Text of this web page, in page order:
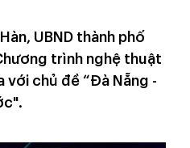
UBND thành phố
trình nghệ thuật
với chủ đề “Đà Nẵng -